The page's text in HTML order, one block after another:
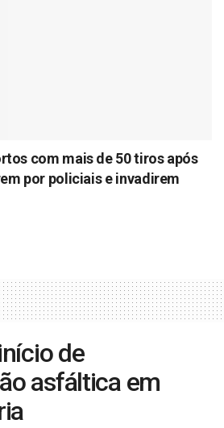
com mais de 50 tiros após
por policiais e invadirem
de
asfáltica em